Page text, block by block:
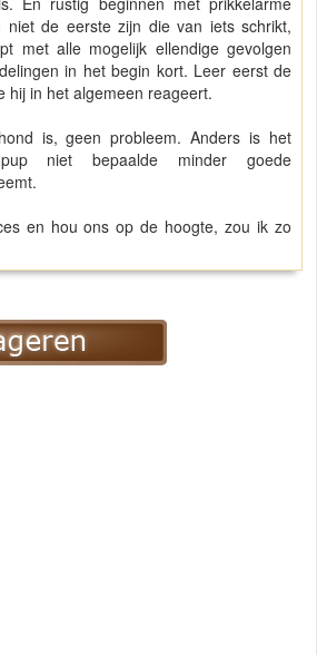
niet de eerste zijn die van iets schrikt,
met alle mogelijk ellendige gevolgen
in het begin kort. Leer eerst de
hij in het algemeen reageert.
is, geen probleem. Anders is het
niet bepaalde minder goede
en hou ons op de hoogte, zou ik zo